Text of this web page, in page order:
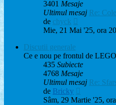
3401 Mesaje
Ultimul mesaj Re:
de chyck
ultimul
Mie, 21 Mai '25, ora
Discutii generale
Ce e nou pe frontul de
435 Subiecte
4768 Mesaje
Ultimul mesaj Re:
de Bricky
ultimul
Sâm, 29 Martie '25,